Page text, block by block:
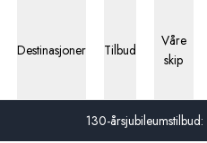
130-
Destinasjoner Tilbud
Våre
skip